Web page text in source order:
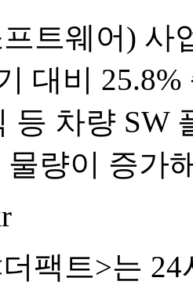
트웨어) 사
대비
등 차량 SW
량이 증가
팩트>는